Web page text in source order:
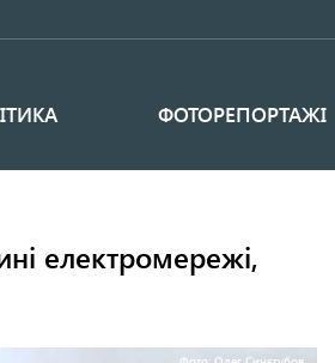
ФОТОРЕПОРТАЖІ
електромережі,